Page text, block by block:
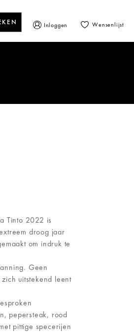
Inloggen Wensenlijst
Tinto 2022 is
droog jaar
om indruk te
Geen
uitstekend leent
pepersteak, rood
pittige specerijen